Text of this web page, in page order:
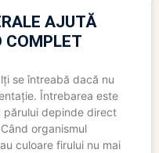
AJUTĂ
COMPLET
se întreabă dacă nu
Întrebarea este
depinde direct
organismul
culoare firului nu mai